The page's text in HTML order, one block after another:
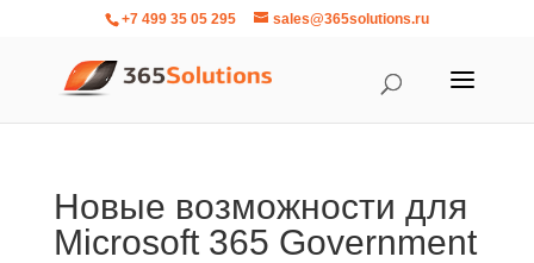
+7 499 35 05 295 sales@365solutions.ru
Новые возможности для
Microsoft 365 Government